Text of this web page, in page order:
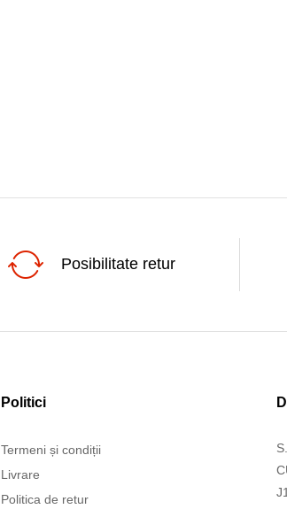
Posibilitate retur
Politici
Termeni și condiții
Livrare
Politica de retur